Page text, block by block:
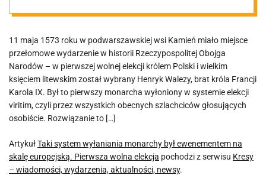
na skalę
europejską.
Pierwsza wolna
elekcja
11 maja 1573 roku w podwarszawskiej wsi Kamień miało miejsce
przełomowe wydarzenie w historii Rzeczypospolitej Obojga
Narodów – w pierwszej wolnej elekcji królem Polski i wielkim
księciem litewskim został wybrany Henryk Walezy, brat króla Francji
Karola IX. Był to pierwszy monarcha wyłoniony w systemie elekcji
viritim, czyli przez wszystkich obecnych szlachciców głosujących
osobiście. Rozwiązanie to […]
ArtykułTaki system wyłaniania monarchy był ewenementem na
skalę europejską. Pierwsza wolna elekcja pochodzi z serwisu Kresy
– wiadomości, wydarzenia, aktualności, newsy.